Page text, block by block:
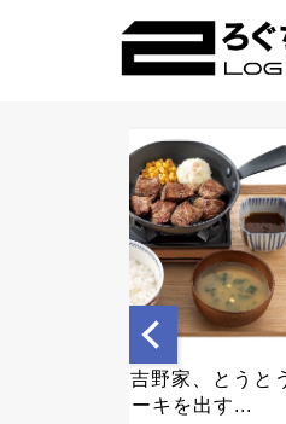
【速報】3日連続で“ちい
わ”の映画見てきた結果ｗ